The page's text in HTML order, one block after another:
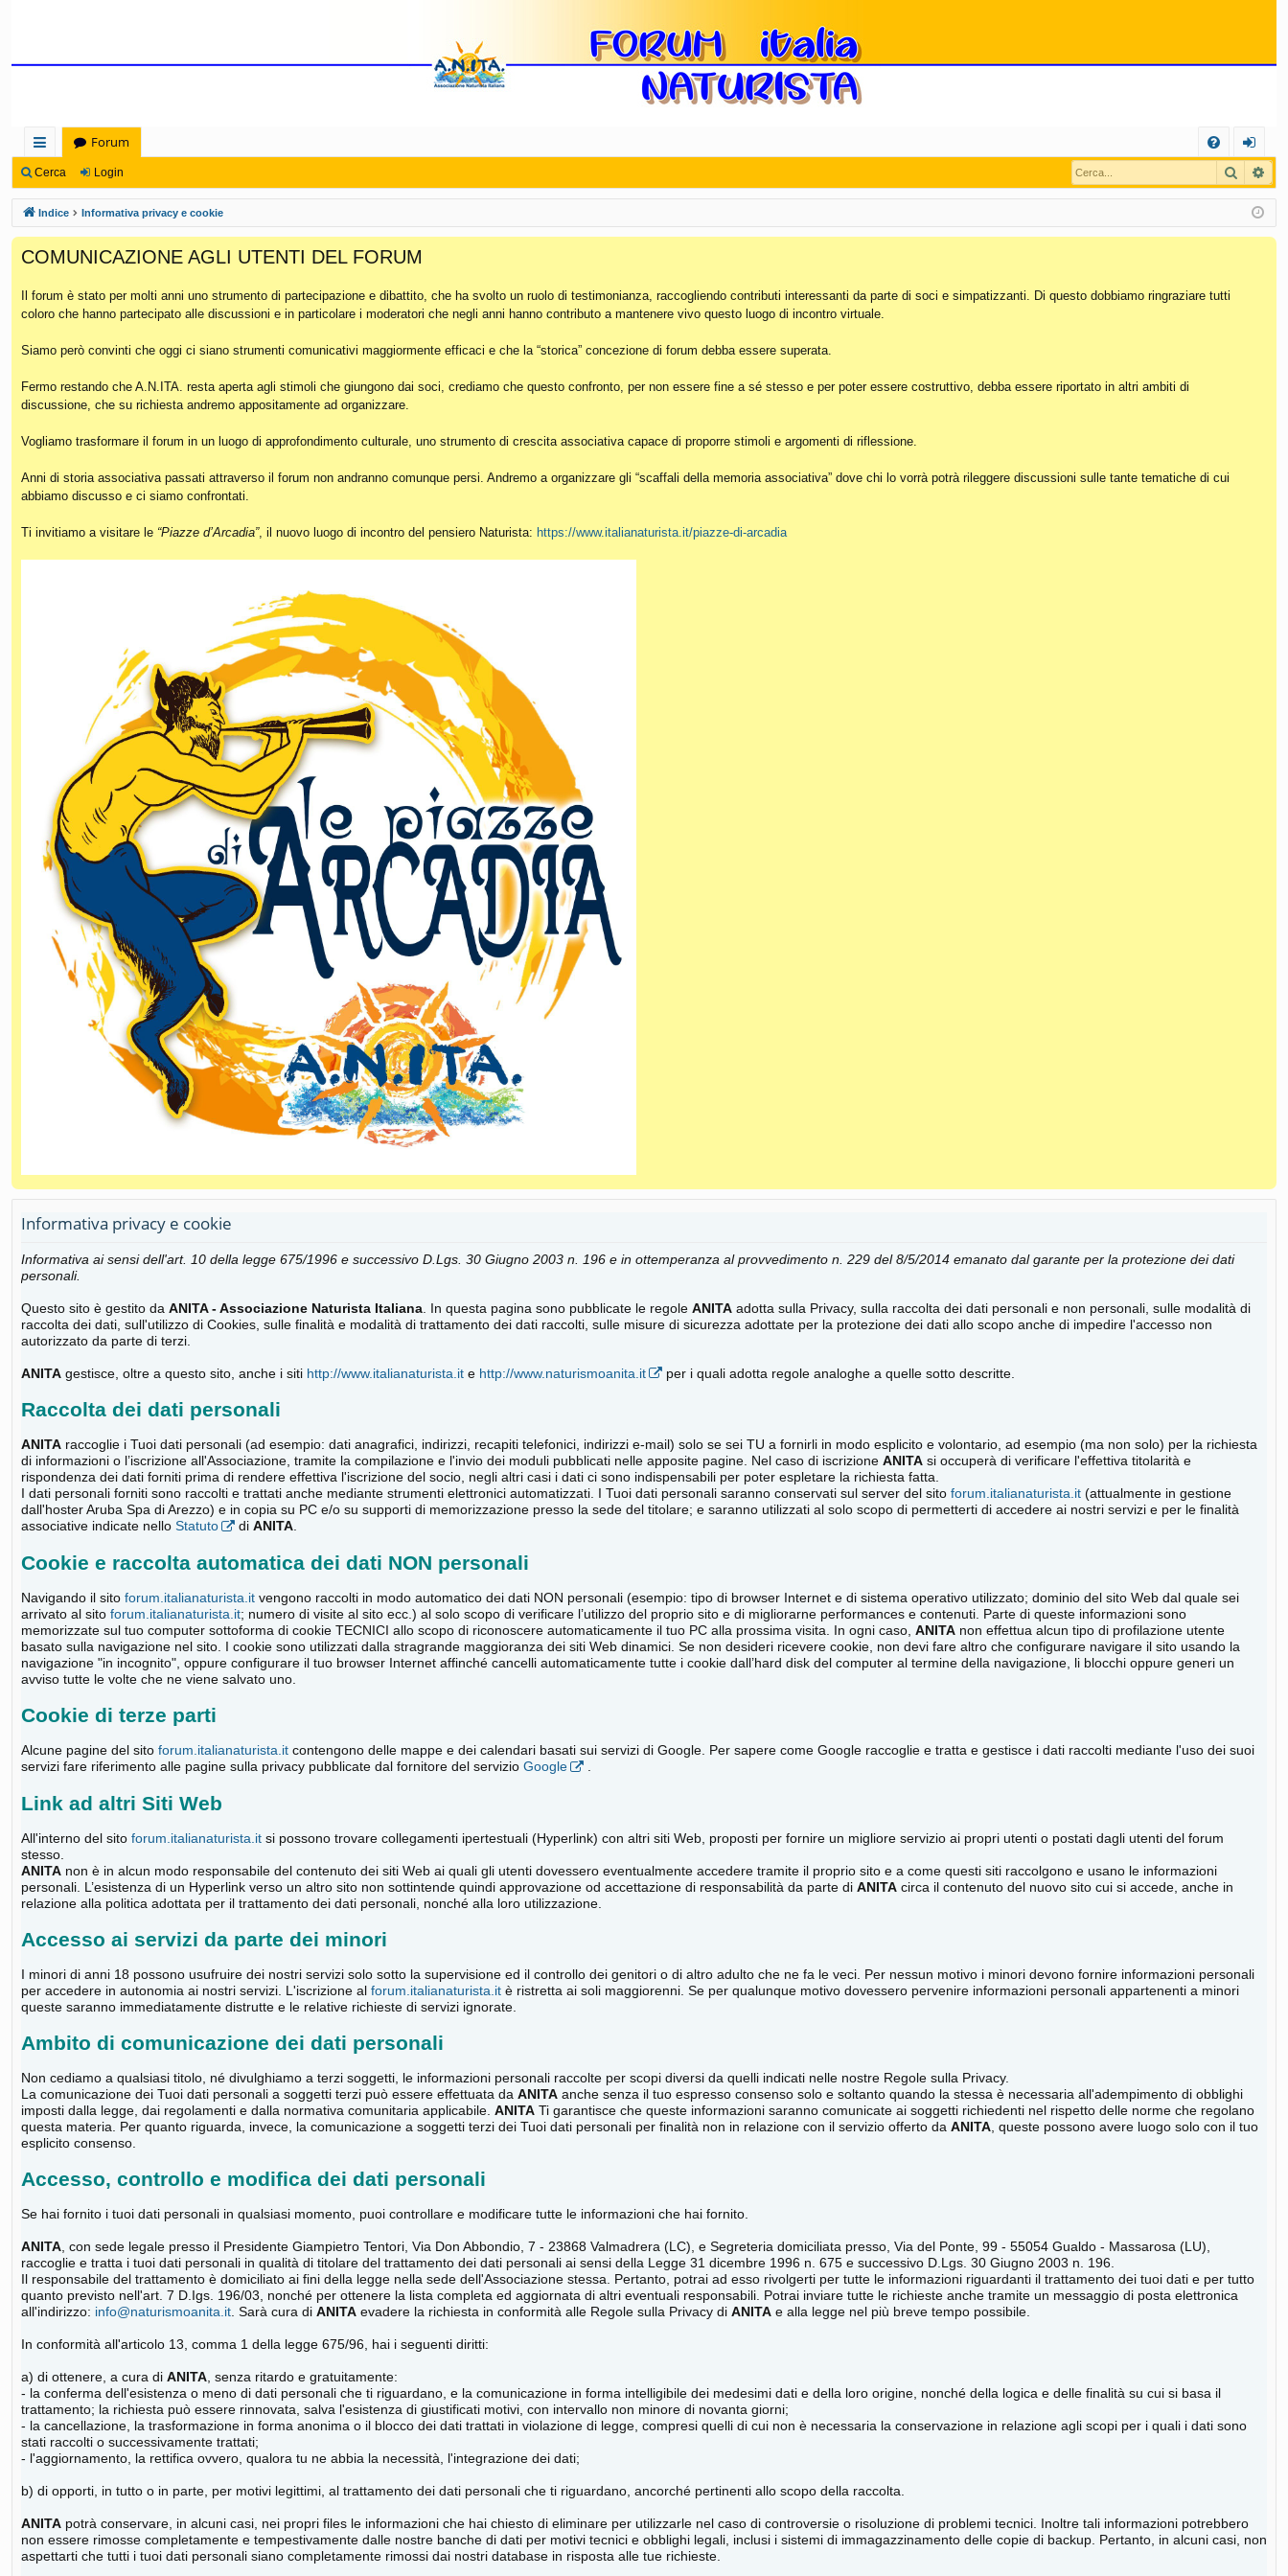
oll
eg
a
m
en
ti
Ra
di
Forum
Q
og
in
Cerca Login Cerca
Indice Informativa privacy e cookie
COMUNICAZIONE AGLI UTENTI DEL FORUM
Il forum è stato per molti anni uno strumento di partecipazione e dibattito, che ha svolto un ruolo di testimonianza, raccogliendo contributi interessanti da parte di soci e simpatizzanti. Di questo dobbiamo ringraziare tutti
coloro che hanno partecipato alle discussioni e in particolare i moderatori che negli anni hanno contributo a mantenere vivo questo luogo di incontro virtuale.
Siamo però convinti che oggi ci siano strumenti comunicativi maggiormente efficaci e che la “storica” concezione di forum debba essere superata.
Fermo restando che A.N.ITA. resta aperta agli stimoli che giungono dai soci, crediamo che questo confronto, per non essere fine a sé stesso e per poter essere costruttivo, debba essere riportato in altri ambiti di
discussione, che su richiesta andremo appositamente ad organizzare.
Vogliamo trasformare il forum in un luogo di approfondimento culturale, uno strumento di crescita associativa capace di proporre stimoli e argomenti di riflessione.
Anni di storia associativa passati attraverso il forum non andranno comunque persi. Andremo a organizzare gli “scaffali della memoria associativa” dove chi lo vorrà potrà rileggere discussioni sulle tante tematiche di cui
abbiamo discusso e ci siamo confrontati.
Ti invitiamo a visitare le “Piazze d’Arcadia”, il nuovo luogo di incontro del pensiero Naturista: https://www.italianaturista.it/piazze-di-arcadia
Informativa privacy e cookie
Informativa ai sensi dell'art. 10 della legge 675/1996 e successivo D.Lgs. 30 Giugno 2003 n. 196 e in ottemperanza al provvedimento n. 229 del 8/5/2014 emanato dal garante per la protezione dei dati
personali.
Questo sito è gestito da ANITA - Associazione Naturista Italiana . In questa pagina sono pubblicate le regole ANITA adotta sulla Privacy, sulla raccolta dei dati personali e non personali, sulle modalità di
raccolta dei dati, sull'utilizzo di Cookies, sulle finalità e modalità di trattamento dei dati raccolti, sulle misure di sicurezza adottate per la protezione dei dati allo scopo anche di impedire l'accesso non
autorizzato da parte di terzi.
ANITA gestisce, oltre a questo sito, anche i siti http://www.italianaturista.it e http://www.naturismoanita.it per i quali adotta regole analoghe a quelle sotto descritte.
Raccolta dei dati personali
ANITA raccoglie i Tuoi dati personali (ad esempio: dati anagrafici, indirizzi, recapiti telefonici, indirizzi e-mail) solo se sei TU a fornirli in modo esplicito e volontario, ad esempio (ma non solo) per la richiesta
di informazioni o l’iscrizione all'Associazione, tramite la compilazione e l'invio dei moduli pubblicati nelle apposite pagine. Nel caso di iscrizione ANITA si occuperà di verificare l'effettiva titolarità e
rispondenza dei dati forniti prima di rendere effettiva l'iscrizione del socio, negli altri casi i dati ci sono indispensabili per poter espletare la richiesta fatta.
I dati personali forniti sono raccolti e trattati anche mediante strumenti elettronici automatizzati. I Tuoi dati personali saranno conservati sul server del sito forum.italianaturista.it (attualmente in gestione
dall'hoster Aruba Spa di Arezzo) e in copia su PC e/o su supporti di memorizzazione presso la sede del titolare; e saranno utilizzati al solo scopo di permetterti di accedere ai nostri servizi e per le finalità
associative indicate nello Statuto di ANITA.
Cookie e raccolta automatica dei dati NON personali
Navigando il sito forum.italianaturista.it vengono raccolti in modo automatico dei dati NON personali (esempio: tipo di browser Internet e di sistema operativo utilizzato; dominio del sito Web dal quale sei
arrivato al sito forum.italianaturista.it; numero di visite al sito ecc.) al solo scopo di verificare l’utilizzo del proprio sito e di migliorarne performances e contenuti. Parte di queste informazioni sono
memorizzate sul tuo computer sottoforma di cookie TECNICI allo scopo di riconoscere automaticamente il tuo PC alla prossima visita. In ogni caso, ANITA non effettua alcun tipo di profilazione utente
basato sulla navigazione nel sito. I cookie sono utilizzati dalla stragrande maggioranza dei siti Web dinamici. Se non desideri ricevere cookie, non devi fare altro che configurare navigare il sito usando la
navigazione "in incognito", oppure configurare il tuo browser Internet affinché cancelli automaticamente tutte i cookie dall’hard disk del computer al termine della navigazione, li blocchi oppure generi un
avviso tutte le volte che ne viene salvato uno.
Cookie di terze parti
Alcune pagine del sito forum.italianaturista.it contengono delle mappe e dei calendari basati sui servizi di Google. Per sapere come Google raccoglie e tratta e gestisce i dati raccolti mediante l'uso dei suoi
servizi fare riferimento alle pagine sulla privacy pubblicate dal fornitore del servizio Google .
Link ad altri Siti Web
All'interno del sito forum.italianaturista.it si possono trovare collegamenti ipertestuali (Hyperlink) con altri siti Web, proposti per fornire un migliore servizio ai propri utenti o postati dagli utenti del forum
stesso.
ANITA non è in alcun modo responsabile del contenuto dei siti Web ai quali gli utenti dovessero eventualmente accedere tramite il proprio sito e a come questi siti raccolgono e usano le informazioni
personali. L’esistenza di un Hyperlink verso un altro sito non sottintende quindi approvazione od accettazione di responsabilità da parte di ANITA circa il contenuto del nuovo sito cui si accede, anche in
relazione alla politica adottata per il trattamento dei dati personali, nonché alla loro utilizzazione.
Accesso ai servizi da parte dei minori
I minori di anni 18 possono usufruire dei nostri servizi solo sotto la supervisione ed il controllo dei genitori o di altro adulto che ne fa le veci. Per nessun motivo i minori devono fornire informazioni personali
per accedere in autonomia ai nostri servizi. L'iscrizione al forum.italianaturista.it è ristretta ai soli maggiorenni. Se per qualunque motivo dovessero pervenire informazioni personali appartenenti a minori
queste saranno immediatamente distrutte e le relative richieste di servizi ignorate.
Ambito di comunicazione dei dati personali
Non cediamo a qualsiasi titolo, né divulghiamo a terzi soggetti, le informazioni personali raccolte per scopi diversi da quelli indicati nelle nostre Regole sulla Privacy.
La comunicazione dei Tuoi dati personali a soggetti terzi può essere effettuata da ANITA anche senza il tuo espresso consenso solo e soltanto quando la stessa è necessaria all'adempimento di obblighi
imposti dalla legge, dai regolamenti e dalla normativa comunitaria applicabile. ANITA Ti garantisce che queste informazioni saranno comunicate ai soggetti richiedenti nel rispetto delle norme che regolano
questa materia. Per quanto riguarda, invece, la comunicazione a soggetti terzi dei Tuoi dati personali per finalità non in relazione con il servizio offerto da ANITA, queste possono avere luogo solo con il tuo
esplicito consenso.
Accesso, controllo e modifica dei dati personali
Se hai fornito i tuoi dati personali in qualsiasi momento, puoi controllare e modificare tutte le informazioni che hai fornito.
ANITA, con sede legale presso il Presidente Giampietro Tentori, Via Don Abbondio, 7 - 23868 Valmadrera (LC), e Segreteria domiciliata presso, Via del Ponte, 99 - 55054 Gualdo - Massarosa (LU),
raccoglie e tratta i tuoi dati personali in qualità di titolare del trattamento dei dati personali ai sensi della Legge 31 dicembre 1996 n. 675 e successivo D.Lgs. 30 Giugno 2003 n. 196.
Il responsabile del trattamento è domiciliato ai fini della legge nella sede dell'Associazione stessa. Pertanto, potrai ad esso rivolgerti per tutte le informazioni riguardanti il trattamento dei tuoi dati e per tutto
quanto previsto nell'art. 7 D.Igs. 196/03, nonché per ottenere la lista completa ed aggiornata di altri eventuali responsabili. Potrai inviare tutte le richieste anche tramite un messaggio di posta elettronica
all'indirizzo: info@naturismoanita.it. Sarà cura di ANITA evadere la richiesta in conformità alle Regole sulla Privacy di ANITA e alla legge nel più breve tempo possibile.
In conformità all'articolo 13, comma 1 della legge 675/96, hai i seguenti diritti:
a) di ottenere, a cura di ANITA, senza ritardo e gratuitamente:
- la conferma dell'esistenza o meno di dati personali che ti riguardano, e la comunicazione in forma intelligibile dei medesimi dati e della loro origine, nonché della logica e delle finalità su cui si basa il
trattamento; la richiesta può essere rinnovata, salva l'esistenza di giustificati motivi, con intervallo non minore di novanta giorni;
- la cancellazione, la trasformazione in forma anonima o il blocco dei dati trattati in violazione di legge, compresi quelli di cui non è necessaria la conservazione in relazione agli scopi per i quali i dati sono
stati raccolti o successivamente trattati;
- l'aggiornamento, la rettifica ovvero, qualora tu ne abbia la necessità, l'integrazione dei dati;
b) di opporti, in tutto o in parte, per motivi legittimi, al trattamento dei dati personali che ti riguardano, ancorché pertinenti allo scopo della raccolta.
ANITA potrà conservare, in alcuni casi, nei propri files le informazioni che hai chiesto di eliminare per utilizzarle nel caso di controversie o risoluzione di problemi tecnici. Inoltre tali informazioni potrebbero
non essere rimosse completamente e tempestivamente dalle nostre banche di dati per motivi tecnici e obblighi legali, inclusi i sistemi di immagazzinamento delle copie di backup. Pertanto, in alcuni casi, non
aspettarti che tutti i tuoi dati personali siano completamente rimossi dai nostri database in risposta alle tue richieste.